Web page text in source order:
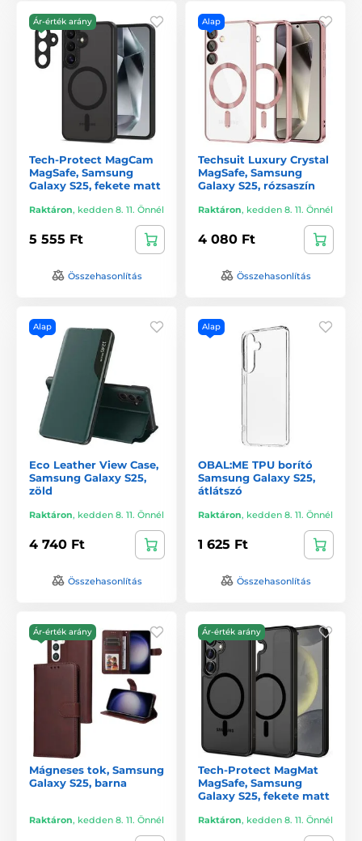
Ár-érték arány
Tech-Protect MagCam
MagSafe, Samsung
Galaxy S25, fekete matt
Raktáron, kedden 8. 11. Önnél
5 555 Ft
Összehasonlítás
Alap
Techsuit Luxury Crystal
MagSafe, Samsung
Galaxy S25, rózsaszín
Raktáron, kedden 8. 11. Önnél
4 080 Ft
Összehasonlítás
Alap
Eco Leather View Case,
Samsung Galaxy S25,
zöld
Raktáron, kedden 8. 11. Önnél
4 740 Ft
Összehasonlítás
Alap
OBAL:ME TPU borító
Samsung Galaxy S25,
átlátszó
Raktáron, kedden 8. 11. Önnél
1 625 Ft
Összehasonlítás
Ár-érték arány
Mágneses tok, Samsung
Galaxy S25, barna
Raktáron, kedden 8. 11. Önnél
Ár-érték arány
Tech-Protect MagMat
MagSafe, Samsung
Galaxy S25, fekete matt
Raktáron, kedden 8. 11. Önnél